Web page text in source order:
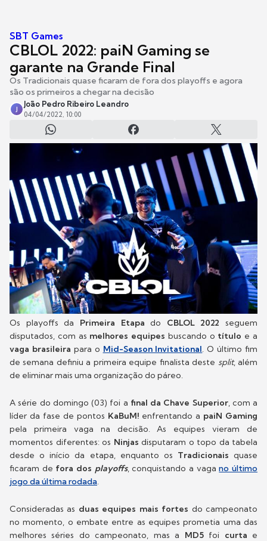
SBT Games
CBLOL 2022: paiN Gaming se
garante na Grande Final
Os Tradicionais quase ficaram de fora dos playoffs e agora
são os primeiros a chegar na decisão
J
João Pedro Ribeiro Leandro
04/04/2022, 10:00
Os playoffs da Primeira Etapado CBLOL 2022 seguem
disputados, com as melhores equipes buscando o título e a
vaga brasileira para o Mid-Season Invitational. O último fim
de semana definiu a primeira equipe finalista deste split, além
de eliminar mais uma organização do páreo.
A série do domingo (03) foi a final da Chave Superior, com a
líder da fase de pontos KaBuM! enfrentando a paiN Gaming
pela primeira vaga na decisão. As equipes vieram de
momentos diferentes: os Ninjas disputaram o topo da tabela
desde o início da etapa, enquanto os Tradicionais quase
ficaram de fora dos playoffs, conquistando a vagano último
jogo da última rodada.
Consideradas as duas equipes mais fortes do campeonato
no momento, o embate entre as equipes prometia uma das
melhores séries do campeonato, mas a MD5 foi curta e